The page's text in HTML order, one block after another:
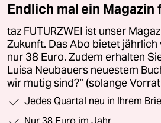
Endlich mal ein
taz FUTURZWEI ist unser
Zukunft. Das Abo bietet
nur 38 Euro. Zudem erhalten
Luisa Neubauers neuestem
wir mutig sind?“ (solange
Jedes Quartal neu in Ihrem